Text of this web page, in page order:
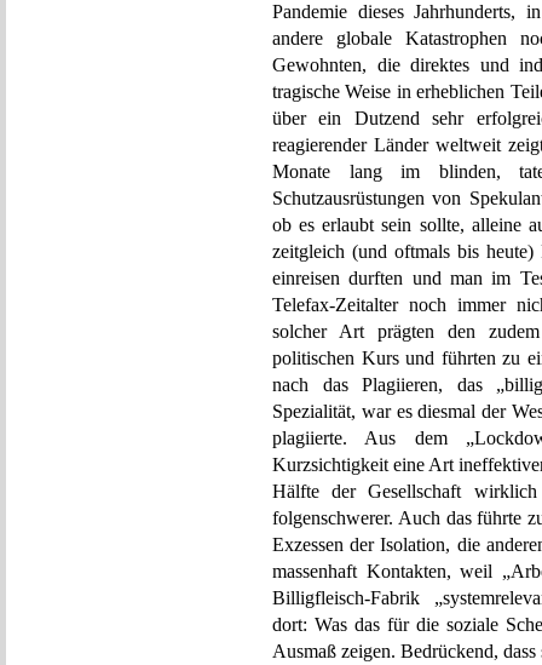
Pandemie dieses
andere globale Katastrophen
Gewohnten, die direktes und
tragische Weise in erheblichen
über ein Dutzend sehr
reagierender Länder weltweit
Monate lang im blinden,
Schutzausrüstungen von
ob es erlaubt sein sollte, alleine
zeitgleich (und oftmals bis heute)
einreisen durften und man im
Telefax-Zeitalter noch immer
solcher Art prägten den zudem
politischen Kurs und führten zu
nach das Plagiieren, das
Spezialität, war es diesmal der
plagiierte. Aus dem
Kurzsichtigkeit eine Art
Hälfte der Gesellschaft
folgenschwerer. Auch das führte
Exzessen der Isolation, die
massenhaft Kontakten, weil
Billigfleisch-Fabrik
dort: Was das für die soziale
Ausmaß zeigen. Bedrückend,